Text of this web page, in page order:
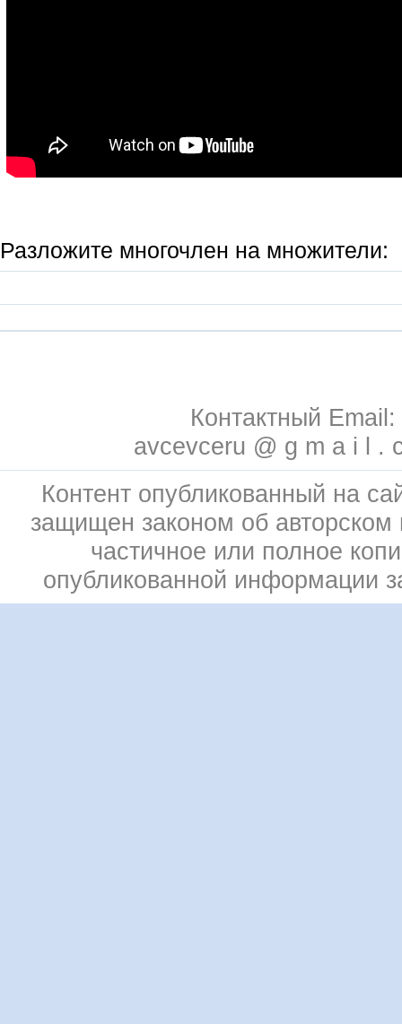
Разложите многочлен на множители:
Контактный Email:
avcevceru @ g m a i l .
Контент опубликованный на
защищен законом об
частичное или полное
опубликованной информации